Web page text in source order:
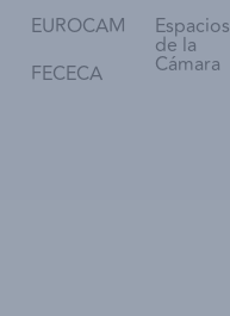
EUROCAM
FECECA
Espacios
de la
Cámara